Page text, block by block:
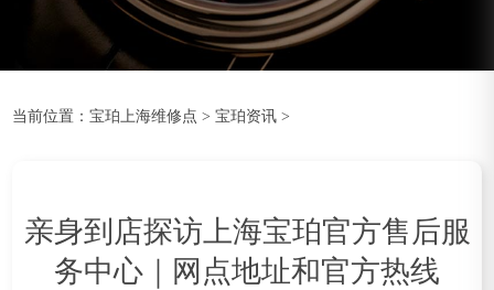
当前位置：宝珀上海维修点 >宝珀资讯 >
亲身到店探访上海宝珀官方售后服
务中心｜网点地址和官方热线